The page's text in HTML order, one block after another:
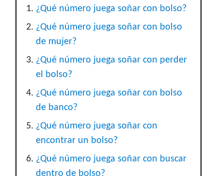
¿Qué número juega soñar con bolso?
¿Qué número juega soñar con bolso
de mujer?
¿Qué número juega soñar con perder
el bolso?
¿Qué número juega soñar con bolso
de banco?
¿Qué número juega soñar con
encontrar un bolso?
¿Qué número juega soñar con buscar
dentro de bolso?